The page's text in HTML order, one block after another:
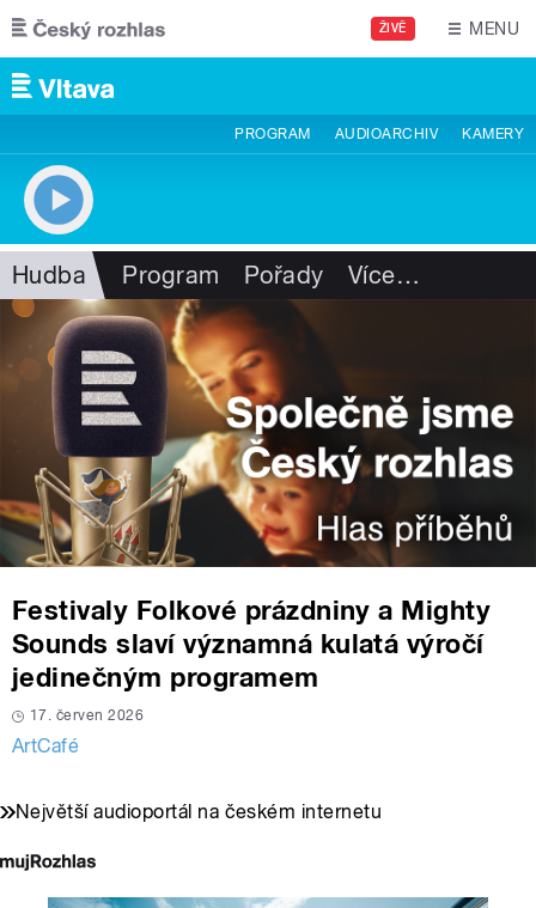
Přejít k hlavnímu obsahu
ŽIVĚ MENU
PROGRAM AUDIOARCHIV KAMERY
Hudba Program Pořady Více…
Festivaly Folkové prázdniny a Mighty
Sounds slaví významná kulatá výročí
jedinečným programem
17. červen 2026
ArtCafé
Největší audioportál na českém internetu